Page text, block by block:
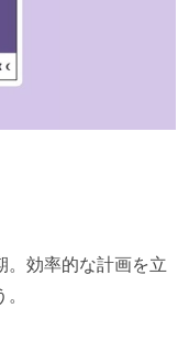
。効率的な計画を立